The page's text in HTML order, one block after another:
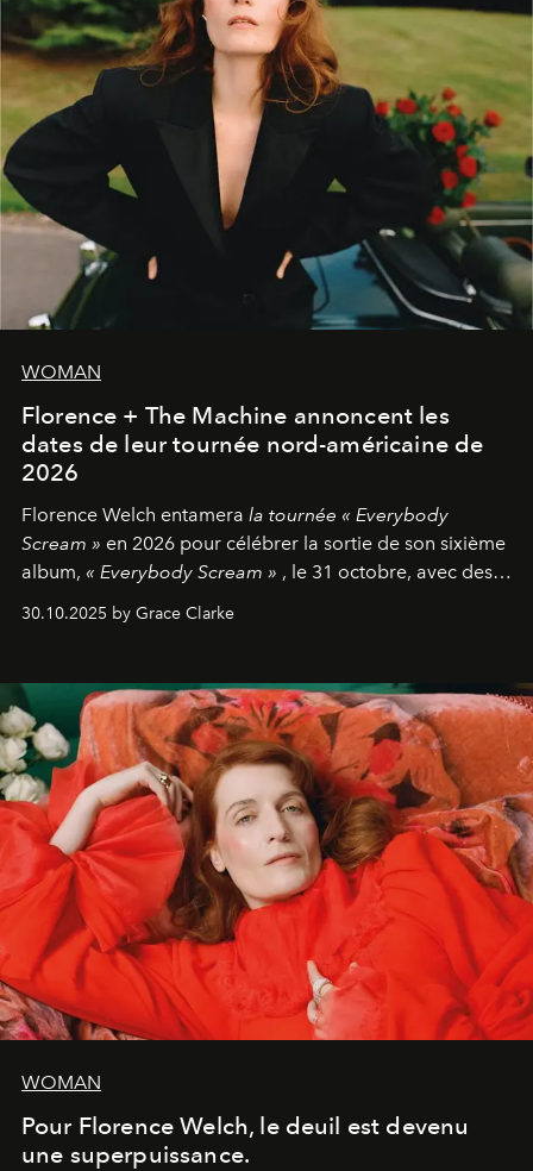
WOMAN
Florence + The Machine annoncent les
dates de leur tournée nord-américaine de
2026
Florence Welch entamera la tournée « Everybody
Scream » en 2026 pour célébrer la sortie de son sixième
album, « Everybody Scream » , le 31 octobre, avec des
dates nord-américaines débutant en avril prochain.
30.10.2025 by Grace Clarke
WOMAN
Pour Florence Welch, le deuil est devenu
une superpuissance.